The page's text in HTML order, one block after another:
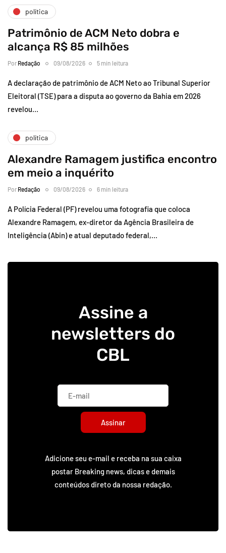
política
Patrimônio de ACM Neto dobra e
alcança R$ 85 milhões
Por Redação 09/08/2026 5 min leitura
A declaração de patrimônio de ACM Neto ao Tribunal Superior
Eleitoral (TSE) para a disputa ao governo da Bahia em 2026
revelou…
política
Alexandre Ramagem justifica encontro
em meio a inquérito
Por Redação 09/08/2026 6 min leitura
A Polícia Federal (PF) revelou uma fotografia que coloca
Alexandre Ramagem, ex-diretor da Agência Brasileira de
Inteligência (Abin) e atual deputado federal,…
Assine a
newsletters do
CBL
Assinar
Adicione seu e-mail e receba na sua caixa
postar Breaking news, dicas e demais
conteúdos direto da nossa redação.